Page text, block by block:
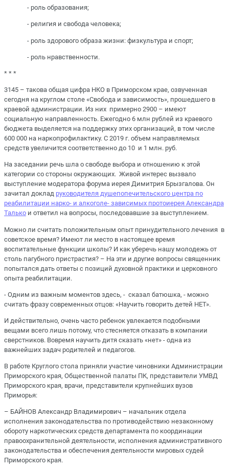
- роль образования;
- религия и свобода человека;
- роль здорового образа жизни: физкультура и спорт;
- роль нравственности.
* * *
3145 – такова общая цифра НКО в Приморском крае, озвученная
сегодня на круглом столе «Свобода и зависимость», прошедшего в
краевой администрации. Из них примерно 2900 – имеют
социальную направленность. Ежегодно 6 млн рублей из краевого
бюджета выделяется на поддержку этих организаций, в том числе
600 000 на наркопрофилактику. С 2019 г. объем направляемых
средств увеличится соответственно до 10 и 1 млн. руб.
На заседании речь шла о свободе выбора и отношению к этой
категории со стороны окружающих. Живой интерес вызвало
выступление модератора форума иерея Димитрия Брызгалова. Он
зачитал доклад руководителя душепопечительского центра по
реабилитации нарко- и алкоголе- зависимых протоиерея Александра
Талько и ответил на вопросы, последовавшие за выступлением.
Можно ли считать положительным опыт принудительного лечения в
советское время? Имеют ли место в настоящее время
воспитательные функции школы? И как уберечь нашу молодежь от
столь пагубного пристрастия? – На эти и другие вопросы священник
попытался дать ответы с позиций духовной практики и церковного
опыта реабилитации.
- Одним из важным моментов здесь, - сказал батюшка, - можно
считать фразу современных отцов: «Научить говорить детей НЕТ».
И действительно, очень часто ребенок увлекается подобными
вещами всего лишь потому, что стесняется отказать в компании
сверстников. Вовремя научить дитя сказать «нет» - одна из
важнейших задач родителей и педагогов.
В работе Круглого стола приняли участие чиновники Администрации
Приморского края, Общественной палаты ПК, представители УМВД
Приморского края, врачи, представители крупнейших вузов
Приморья:
– БАЙНОВ Александр Владимирович – начальник отдела
исполнения законодательства по противодействию незаконному
обороту наркотических средств департамента по координации
правоохранительной деятельности, исполнения административного
законодательства и обеспечения деятельности мировых судей
Приморского края.